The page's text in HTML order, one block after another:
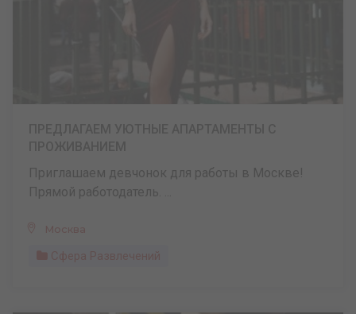
Приглашаем девчонок для работы в Москве!
Прямой работодатель. ...
Москва
Сфера Развлечений